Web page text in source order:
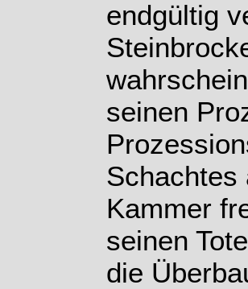
endgültig
seinen
Schachtes
Kammer
seinen
die